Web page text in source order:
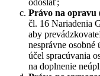
Právo na opravu
čl. 16 Nariadenia
aby
nesprávne
účel spracúvania
na doplnenie